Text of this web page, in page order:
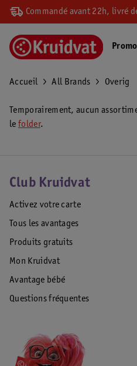
Commandé avant 22h, livré
Accueil All Brands Overig
Temporairement, aucun
le folder.
Club Kruidvat
Activez votre carte
Tous les avantages
Produits gratuits
Mon Kruidvat
Avantage bébé
Questions fréquentes